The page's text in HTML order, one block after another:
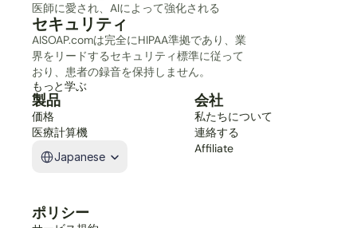
医師に愛され、AIによって強化される
セキュリティ
AISOAP.comは完全にHIPAA準拠であり、業
界をリードするセキュリティ標準に従って
おり、患者の録音を保持しません。
もっと学ぶ
製品
価格
医療計算機
Japanese
会社
私たちについて
連絡する
Affiliate
ポリシー